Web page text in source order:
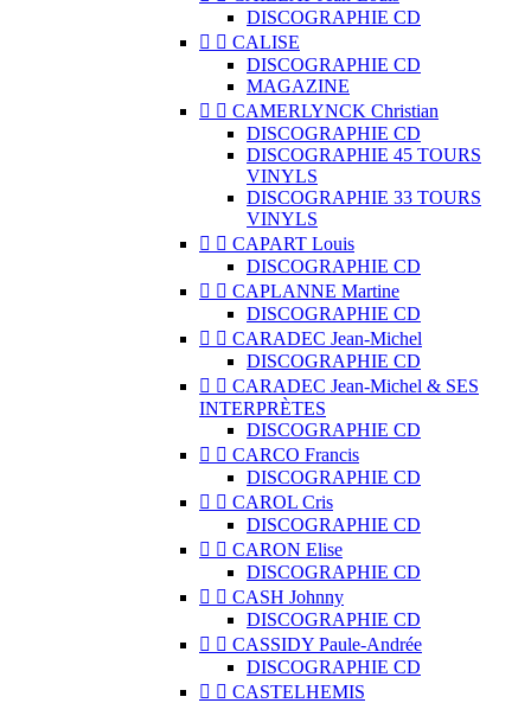
DISCOGRAPHIE CD
  CALISE
DISCOGRAPHIE CD
MAGAZINE
  CAMERLYNCK Christian
DISCOGRAPHIE CD
DISCOGRAPHIE 45 TOURS
VINYLS
DISCOGRAPHIE 33 TOURS
VINYLS
  CAPART Louis
DISCOGRAPHIE CD
  CAPLANNE Martine
DISCOGRAPHIE CD
  CARADEC Jean-Michel
DISCOGRAPHIE CD
  CARADEC Jean-Michel & SES
INTERPRÈTES
DISCOGRAPHIE CD
  CARCO Francis
DISCOGRAPHIE CD
  CAROL Cris
DISCOGRAPHIE CD
  CARON Elise
DISCOGRAPHIE CD
  CASH Johnny
DISCOGRAPHIE CD
  CASSIDY Paule-Andrée
DISCOGRAPHIE CD
  CASTELHEMIS